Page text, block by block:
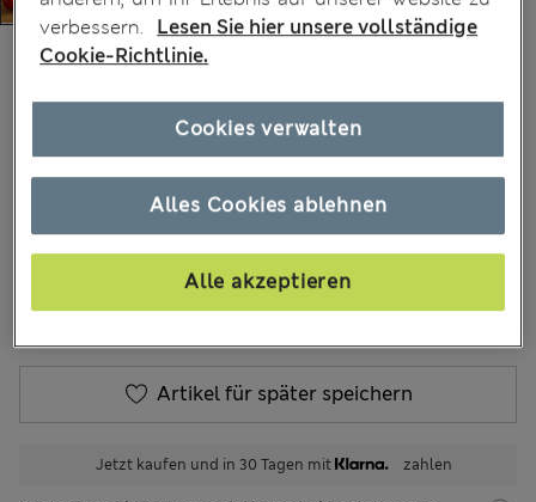
€69,00 Alle Preise enthalten Steuern und Abgaben
FARBE: Dunkelgrau
In den Warenkorb
Artikel für später speichern
Jetzt kaufen und in 30 Tagen mit zahlen
verbessern.
Lesen Sie hier unsere vollständige
Cookie-Richtlinie.
Alles Cookies ablehnen
Alle akzeptieren
Cookies verwalten